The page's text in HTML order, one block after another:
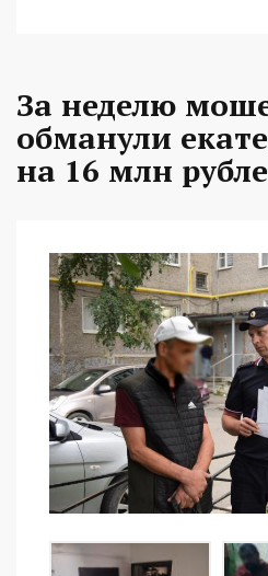
За неделю
обманули
на 16 млн